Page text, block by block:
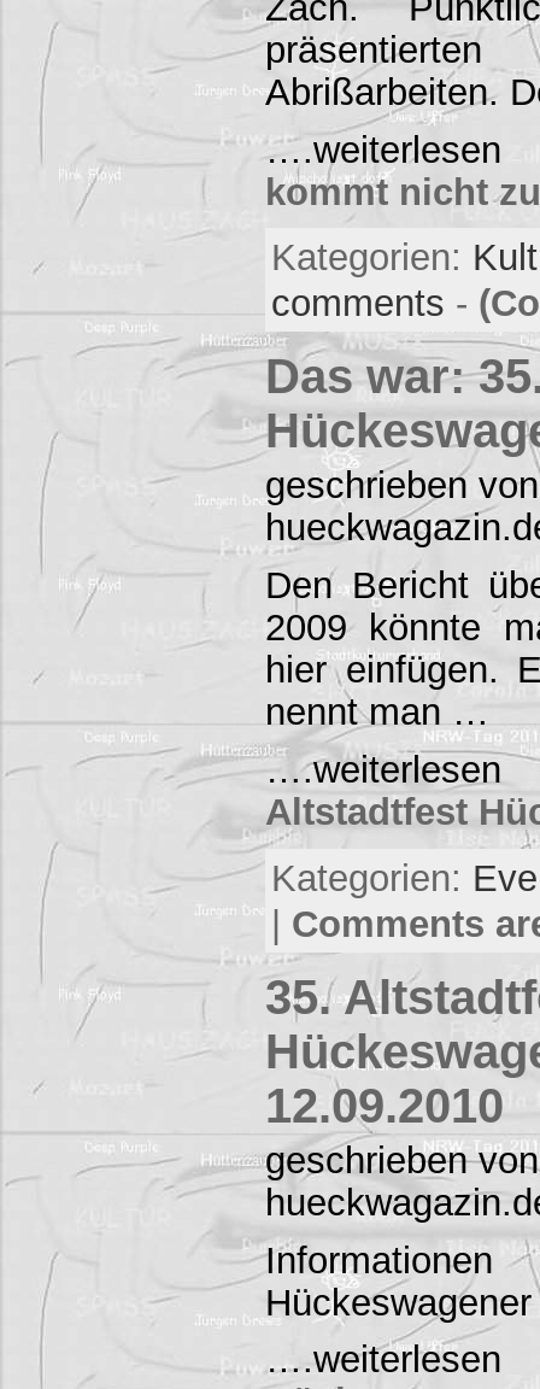
Abrißarbeiten.
kommt nicht
Kategorien:
comments -
Das war:
geschrieben
Den Bericht
2009 könnte
hier einfügen.
nennt man …
Altstadtfest
Kategorien:
| Comments
35.
12.09.2010
geschrieben